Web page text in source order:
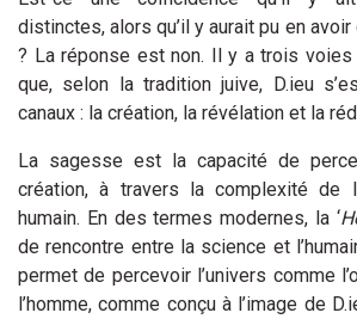
distinctes, alors qu’il y aurait pu en avoir
? La réponse est non. Il y a trois
que, selon la tradition juive, D.ieu
canaux : la création, la révélation et la
La sagesse est la capacité de
création, à travers la complexité de
humain. En des termes modernes, la ‘
de rencontre entre la science et
permet de percevoir l’univers comme
l’homme, comme conçu à l’image de